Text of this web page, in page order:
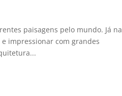
paisagens pelo mundo. Já na
impressionar com grandes